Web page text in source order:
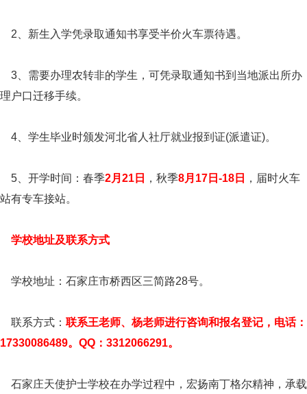
2、新生入学凭录取通知书享受半价火车票待遇。
3、需要办理农转非的学生，可凭录取通知书到当地派出所办
理户口迁移手续。
4、学生毕业时颁发河北省人社厅就业报到证(派遣证)。
5、开学时间：春季2月21日 ，秋季8月17日-18日
，届时火车
站有专车接站。
学校地址及联系方式
学校地址：石家庄市桥西区三简路28号。
联系方式： 联系王老师、杨老师进行咨询和报名登记，电话：
17330086489。QQ：3312066291。
石家庄天使护士学校在办学过程中，宏扬南丁格尔精神，承载